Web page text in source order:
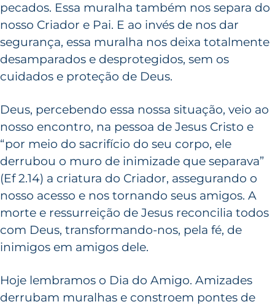
pecados. Essa muralha também nos separa do
nosso Criador e Pai. E ao invés de nos dar
segurança, essa muralha nos deixa totalmente
desamparados e desprotegidos, sem os
cuidados e proteção de Deus.
Deus, percebendo essa nossa situação, veio ao
nosso encontro, na pessoa de Jesus Cristo e
“por meio do sacrifício do seu corpo, ele
derrubou o muro de inimizade que separava”
(Ef 2.14) a criatura do Criador, assegurando o
nosso acesso e nos tornando seus amigos. A
morte e ressurreição de Jesus reconcilia todos
com Deus, transformando-nos, pela fé, de
inimigos em amigos dele.
Hoje lembramos o Dia do Amigo. Amizades
derrubam muralhas e constroem pontes de